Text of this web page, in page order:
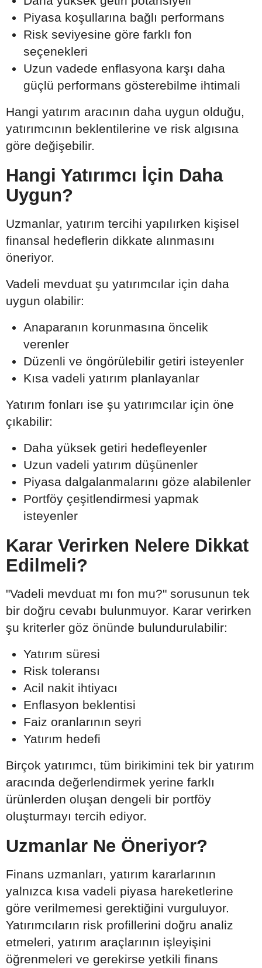
Piyasa koşullarına bağlı performans
Risk seviyesine göre farklı fon
seçenekleri
Uzun vadede enflasyona karşı daha
güçlü performans gösterebilme ihtimali
Hangi yatırım aracının daha uygun olduğu,
yatırımcının beklentilerine ve risk algısına
göre değişebilir.
Hangi Yatırımcı İçin Daha
Uygun?
Uzmanlar, yatırım tercihi yapılırken kişisel
finansal hedeflerin dikkate alınmasını
öneriyor.
Vadeli mevduat şu yatırımcılar için daha
uygun olabilir:
Anaparanın korunmasına öncelik
verenler
Düzenli ve öngörülebilir getiri isteyenler
Kısa vadeli yatırım planlayanlar
Yatırım fonları ise şu yatırımcılar için öne
çıkabilir:
Daha yüksek getiri hedefleyenler
Uzun vadeli yatırım düşünenler
Piyasa dalgalanmalarını göze alabilenler
Portföy çeşitlendirmesi yapmak
isteyenler
Karar Verirken Nelere Dikkat
Edilmeli?
"Vadeli mevduat mı fon mu?" sorusunun tek
bir doğru cevabı bulunmuyor. Karar verirken
şu kriterler göz önünde bulundurulabilir:
Yatırım süresi
Risk toleransı
Acil nakit ihtiyacı
Enflasyon beklentisi
Faiz oranlarının seyri
Yatırım hedefi
Birçok yatırımcı, tüm birikimini tek bir yatırım
aracında değerlendirmek yerine farklı
ürünlerden oluşan dengeli bir portföy
oluşturmayı tercih ediyor.
Uzmanlar Ne Öneriyor?
Finans uzmanları, yatırım kararlarının
yalnızca kısa vadeli piyasa hareketlerine
göre verilmemesi gerektiğini vurguluyor.
Yatırımcıların risk profillerini doğru analiz
etmeleri, yatırım araçlarının işleyişini
öğrenmeleri ve gerekirse yetkili finans